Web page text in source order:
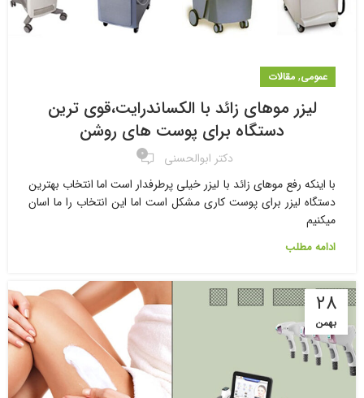
عمومی, مقالات
لیزر موهای زائد با الکساندرایت،قوی ترین
دستگاه برای پوست های روشن
دکتر ابوالحسنی ۰
با اینکه رفع موهای زائد با لیزر خیلی پرطرفدار است اما انتخاب بهترین
دستگاه لیزر برای پوست کاری مشکل است اما این انتخاب را ما اسان
میکنیم
ادامه مطلب
۲۸
بهمن